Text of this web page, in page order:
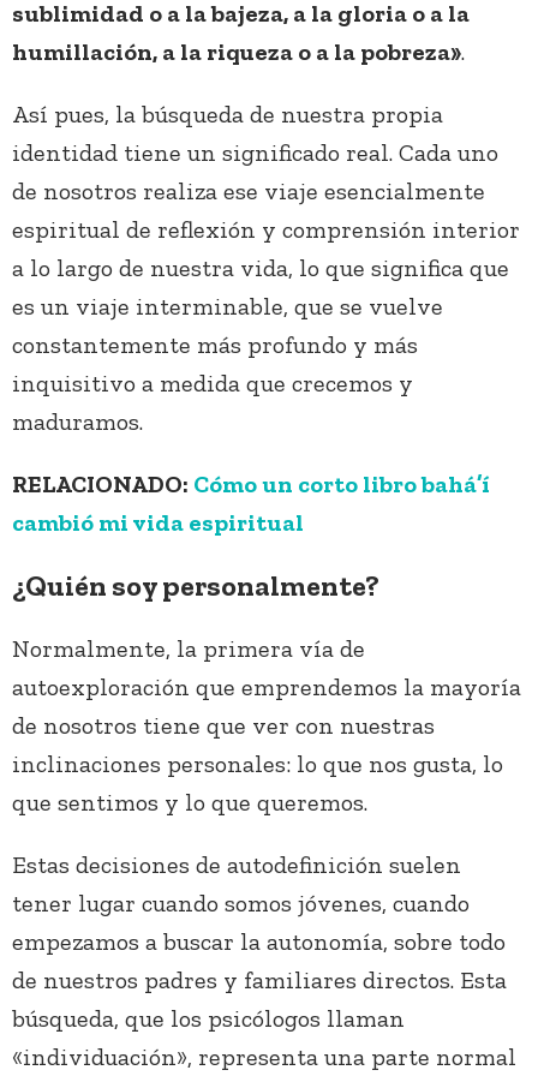
sublimidad o a la bajeza, a la gloria o a la
humillación, a la riqueza o a la pobreza».
Así pues, la búsqueda de nuestra propia
identidad tiene un significado real. Cada uno
de nosotros realiza ese viaje esencialmente
espiritual de reflexión y comprensión interior
a lo largo de nuestra vida, lo que significa que
es un viaje interminable, que se vuelve
constantemente más profundo y más
inquisitivo a medida que crecemos y
maduramos.
RELACIONADO: Cómo un corto libro bahá’í
cambió mi vida espiritual
¿Quién soy personalmente?
Normalmente, la primera vía de
autoexploración que emprendemos la mayoría
de nosotros tiene que ver con nuestras
inclinaciones personales: lo que nos gusta, lo
que sentimos y lo que queremos.
Estas decisiones de autodefinición suelen
tener lugar cuando somos jóvenes, cuando
empezamos a buscar la autonomía, sobre todo
de nuestros padres y familiares directos. Esta
búsqueda, que los psicólogos llaman
«individuación», representa una parte normal